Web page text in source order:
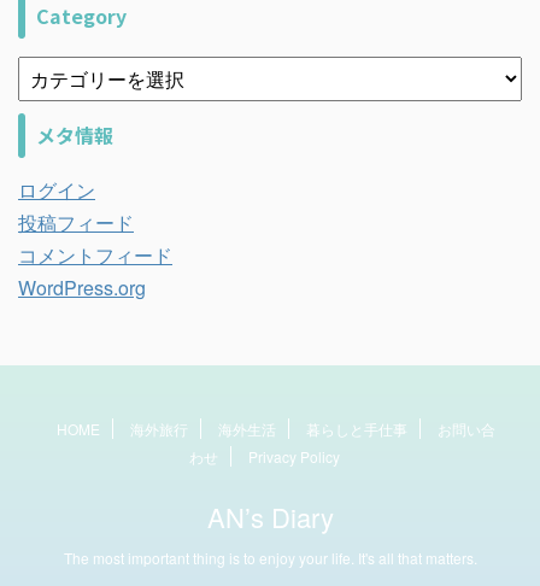
Category
メタ情報
ログイン
投稿フィード
コメントフィード
WordPress.org
HOME 海外旅行 海外生活 暮らしと手仕事
お問い合
わせ
Privacy Policy
AN’s Diary
The most important thing is to enjoy your life. It's all that matters.